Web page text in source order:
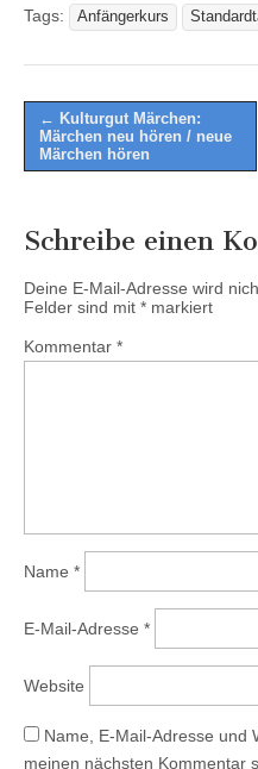
Tags: Anfängerkurs
Post
navigation
← Kulturgut Märchen:
Märchen neu hören / neue
Märchen hören
Schreibe einen
Deine E-Mail-Adresse wird
Felder sind mit * markiert
Kommentar *
Name *
E-Mail-Adresse *
Website
Name, E-Mail-Adresse und
meinen nächsten Kommentar